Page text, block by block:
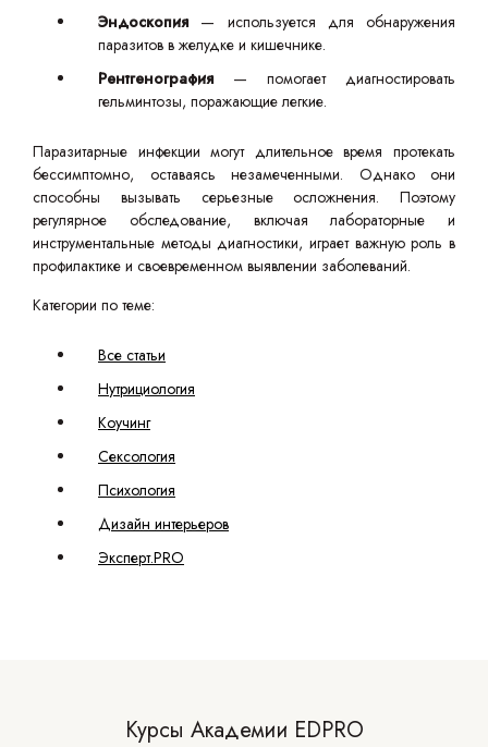
Эндоскопия — используется для обнаружения
паразитов в желудке и кишечнике.
Рентгенография — помогает диагностировать
гельминтозы, поражающие легкие.
Паразитарные инфекции могут длительное время протекать
бессимптомно, оставаясь незамеченными. Однако они
способны вызывать серьезные осложнения. Поэтому
регулярное обследование, включая лабораторные и
инструментальные методы диагностики, играет важную роль в
профилактике и своевременном выявлении заболеваний.
Категории по теме:
Все статьи
Нутрициология
Коучинг
Сексология
Психология
Дизайн интерьеров
Эксперт.PRO
Курсы Академии EDPRO